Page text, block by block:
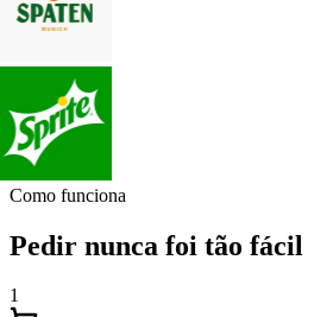
Como funciona
Pedir nunca foi tão fácil
1